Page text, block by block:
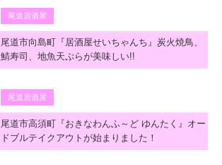
尾道居酒屋
尾道市向島町『居酒屋せいちゃんち』炭火焼鳥、
鯖寿司、地魚天ぷらが美味しい!!
尾道居酒屋
尾道市高須町『おきなわんふ～ど ゆんたく』オー
ドブルテイクアウトが始まりました！